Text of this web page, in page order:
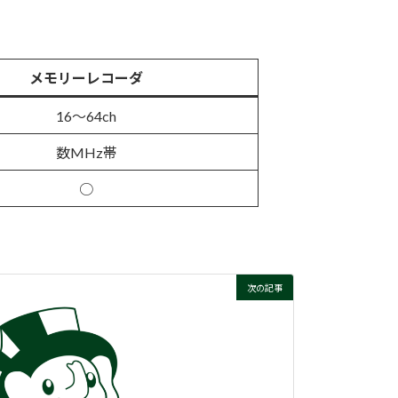
メモリーレコーダ
16～64ch
数MHz帯
○
次の記事